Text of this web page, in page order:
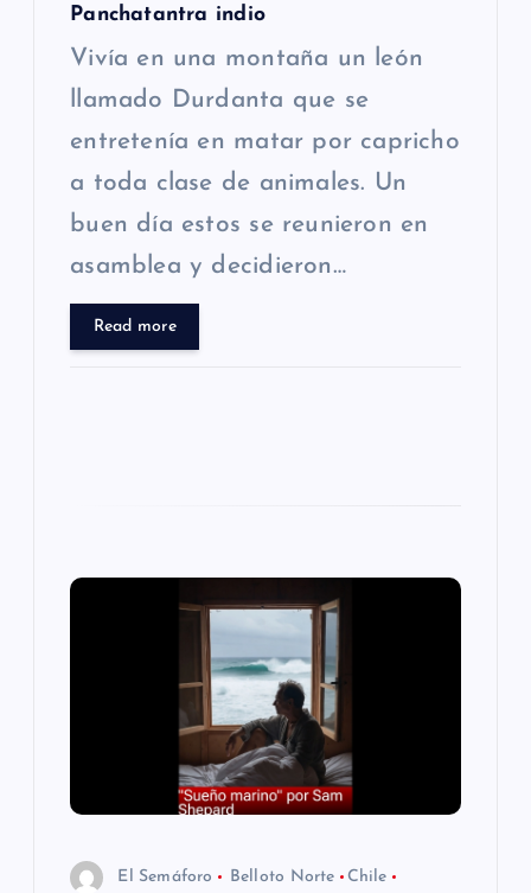
Panchatantra indio
Vivía en una montaña un león
llamado Durdanta que se
entretenía en matar por capricho
a toda clase de animales. Un
buen día estos se reunieron en
asamblea y decidieron…
Read more
El Semáforo Belloto Norte
Chile